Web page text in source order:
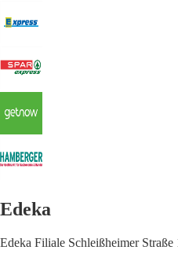
Edeka
Edeka Filiale Schleißheimer Straße